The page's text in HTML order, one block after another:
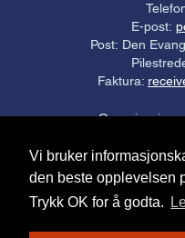
Vi bruker
den beste opplevelsen
Trykk OK for å godta.
E-post:
Post: Den
Faktura: